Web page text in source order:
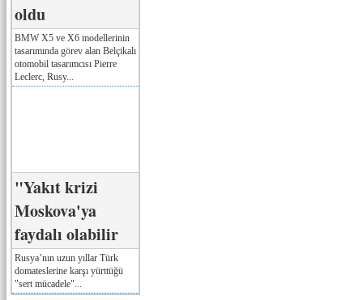
oldu
BMW X5 ve X6 modellerinin
tasarımında görev alan Belçikalı
otomobil tasarımcısı Pierre
Leclerc, Rusy...
"Yakıt krizi
Moskova'ya
faydalı olabilir
Rusya’nın uzun yıllar Türk
domateslerine karşı yürttüğü
"sert mücadele"...